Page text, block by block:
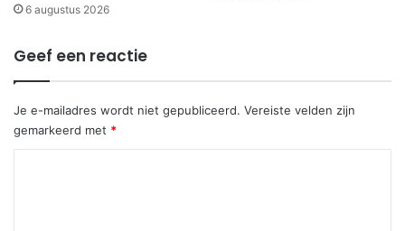
6 augustus 2026
Geef een reactie
Je e-mailadres wordt niet gepubliceerd. Vereiste velden zijn
gemarkeerd met *